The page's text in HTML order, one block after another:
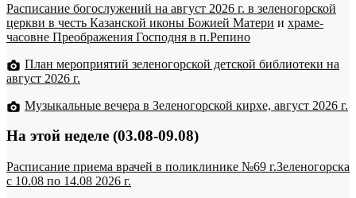
Расписание богослужений на август 2026 г. в зеленогорской
церкви в честь Казанской иконы Божией Матери и храме-
часовне Преображения Господня в п.Репино
План мероприятий зеленогорской детской библиотеки на
август 2026 г.
Музыкальные вечера в Зеленогорской кирхе, август 2026 г.
На этой неделе (03.08-09.08)
Расписание приема врачей в поликлинике №69 г.Зеленогорска
c 10.08 по 14.08 2026 г.